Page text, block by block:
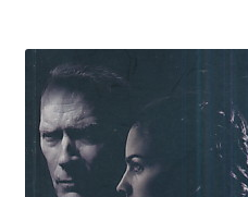
O nama
Otkup
Privatnost podataka